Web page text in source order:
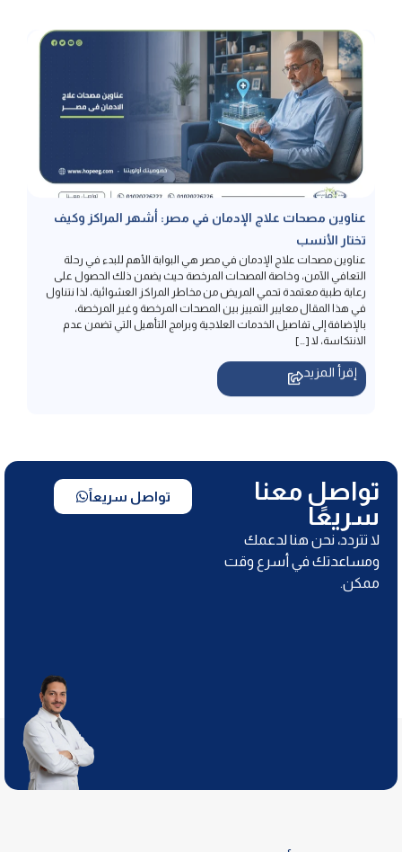
عناوين مصحات علاج الإدمان في مصر: أشهر المراكز وكيف
تختار الأنسب
عناوين مصحات علاج الإدمان في مصر هي البوابة الأهم للبدء في رحلة
التعافي الآمن، وخاصة المصحات المرخصة حيث يضمن ذلك الحصول على
رعاية طبية معتمدة تحمي المريض من مخاطر المراكز العشوائية، لذا نتناول
في هذا المقال معايير التمييز بين المصحات المرخصة وغير المرخصة،
بالإضافة إلى تفاصيل الخدمات العلاجية وبرامج التأهيل التي تضمن عدم
الانتكاسة، لا […]
إقرأ المزيد
تواصل معنا
سريعًا
لا تتردد، نحن هنا لدعمك
ومساعدتك في أسرع وقت
ممكن.
تواصل سريعاً